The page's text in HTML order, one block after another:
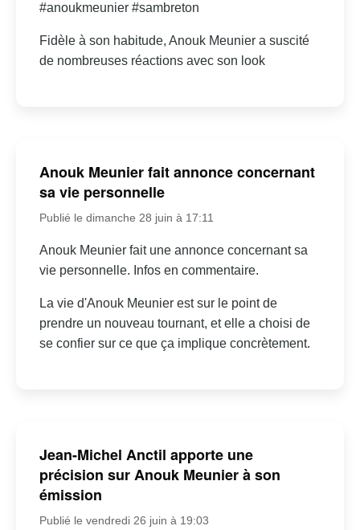
#anoukmeunier #sambreton
Fidèle à son habitude, Anouk Meunier a suscité
de nombreuses réactions avec son look
Anouk Meunier fait annonce concernant
sa vie personnelle
Publié le dimanche 28 juin à 17:11
Anouk Meunier fait une annonce concernant sa
vie personnelle. Infos en commentaire.
La vie d'Anouk Meunier est sur le point de
prendre un nouveau tournant, et elle a choisi de
se confier sur ce que ça implique concrètement.
Jean-Michel Anctil apporte une
précision sur Anouk Meunier à son
émission
Publié le vendredi 26 juin à 19:03